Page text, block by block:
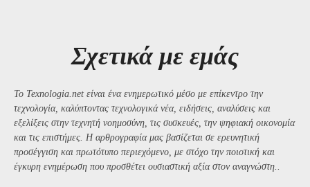
Σχετικά με εμάς
Το Texnologia.net είναι ένα ενημερωτικό μέσο με επίκεντρο την
τεχνολογία, καλύπτοντας τεχνολογικά νέα, ειδήσεις, αναλύσεις και
εξελίξεις στην τεχνητή νοημοσύνη, τις συσκευές, την ψηφιακή οικονομία
και τις επιστήμες. Η αρθρογραφία μας βασίζεται σε ερευνητική
προσέγγιση και πρωτότυπο περιεχόμενο, με στόχο την ποιοτική και
έγκυρη ενημέρωση που προσθέτει ουσιαστική αξία στον αναγνώστη..